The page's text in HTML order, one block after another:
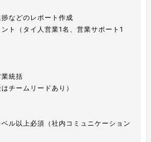
などのレポート作成
ト（タイ人営業1名、営業サポート1
統括
チームリードあり）
ベル以上必須（社内コミュニケーション